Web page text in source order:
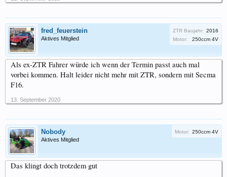
fred_feuerstein
Aktives Mitglied
ZTR Baujahr: 2016
Motor:
250ccm 4V
Als ex-ZTR Fahrer würde ich wenn der Termin passt auch mal
vorbei kommen. Halt leider nicht mehr mit ZTR, sondern mit Secma
F16.
13. September 2020
Nobody
Aktives Mitglied
Motor: 250ccm 4V
Das klingt doch trotzdem gut